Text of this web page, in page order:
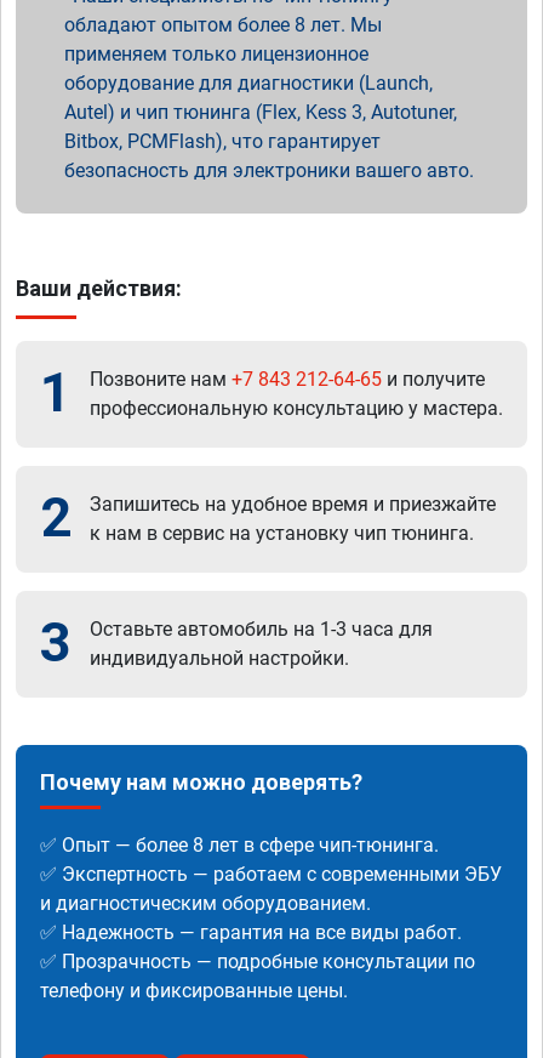
обладают опытом более 8 лет. Мы
применяем только лицензионное
оборудование для диагностики (Launch,
Autel) и чип тюнинга (Flex, Kess 3, Autotuner,
Bitbox, PCMFlash), что гарантирует
безопасность для электроники вашего авто.
Ваши действия:
1 Позвоните нам +7 843 212-64-65 и получите
профессиональную консультацию у мастера.
2
Запишитесь на удобное время и приезжайте
к нам в сервис на установку чип тюнинга.
3
Оставьте автомобиль на 1-3 часа для
индивидуальной настройки.
Почему нам можно доверять?
✅ Опыт — более 8 лет в сфере чип-тюнинга.
✅ Экспертность — работаем с современными ЭБУ
и диагностическим оборудованием.
✅ Надежность — гарантия на все виды работ.
✅ Прозрачность — подробные консультации по
телефону и фиксированные цены.